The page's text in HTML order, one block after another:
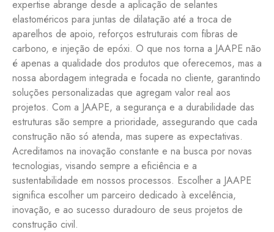
expertise abrange desde a aplicação de selantes
elastoméricos para juntas de dilatação até a troca de
aparelhos de apoio, reforços estruturais com fibras de
carbono, e injeção de epóxi. O que nos torna a JAAPE não
é apenas a qualidade dos produtos que oferecemos, mas a
nossa abordagem integrada e focada no cliente, garantindo
soluções personalizadas que agregam valor real aos
projetos. Com a JAAPE, a segurança e a durabilidade das
estruturas são sempre a prioridade, assegurando que cada
construção não só atenda, mas supere as expectativas.
Acreditamos na inovação constante e na busca por novas
tecnologias, visando sempre a eficiência e a
sustentabilidade em nossos processos. Escolher a JAAPE
significa escolher um parceiro dedicado à excelência,
inovação, e ao sucesso duradouro de seus projetos de
construção civil.